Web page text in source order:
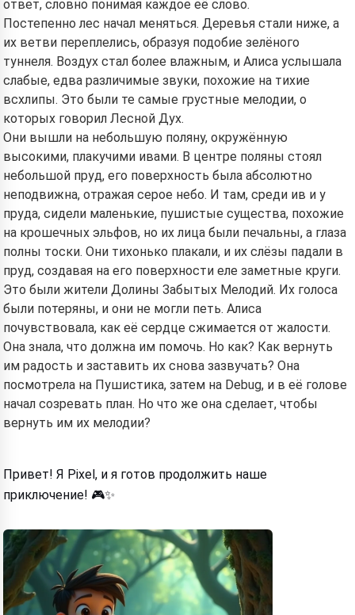
ответ, словно понимая каждое её слово.
Постепенно лес начал меняться. Деревья стали ниже, а
их ветви переплелись, образуя подобие зелёного
туннеля. Воздух стал более влажным, и Алиса услышала
слабые, едва различимые звуки, похожие на тихие
всхлипы. Это были те самые грустные мелодии, о
которых говорил Лесной Дух.
Они вышли на небольшую поляну, окружённую
высокими, плакучими ивами. В центре поляны стоял
небольшой пруд, его поверхность была абсолютно
неподвижна, отражая серое небо. И там, среди ив и у
пруда, сидели маленькие, пушистые существа, похожие
на крошечных эльфов, но их лица были печальны, а глаза
полны тоски. Они тихонько плакали, и их слёзы падали в
пруд, создавая на его поверхности еле заметные круги.
Это были жители Долины Забытых Мелодий. Их голоса
были потеряны, и они не могли петь. Алиса
почувствовала, как её сердце сжимается от жалости.
Она знала, что должна им помочь. Но как? Как вернуть
им радость и заставить их снова зазвучать? Она
посмотрела на Пушистика, затем на Debug, и в её голове
начал созревать план. Но что же она сделает, чтобы
вернуть им их мелодии?
Привет! Я Pixel, и я готов продолжить наше
приключение! 🎮✨